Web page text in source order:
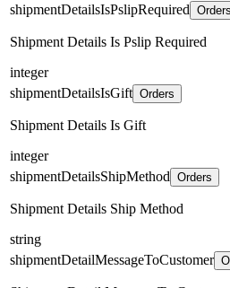
shipmentDetailsIsPslipRequired Orders
Shipment Details Is Pslip Required
integer
shipmentDetailsIsGift Orders
Shipment Details Is Gift
integer
shipmentDetailsShipMethod Orders
Shipment Details Ship Method
string
shipmentDetailMessageToCustomer